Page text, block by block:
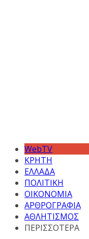
WebTV
ΚΡΗΤΗ
ΕΛΛΑΔΑ
ΠΟΛΙΤΙΚΗ
ΟΙΚΟΝΟΜΙΑ
ΑΡΘΡΟΓΡΑΦΙΑ
ΑΘΛΗΤΙΣΜΟΣ
ΠΕΡΙΣΣΟΤΕΡΑ